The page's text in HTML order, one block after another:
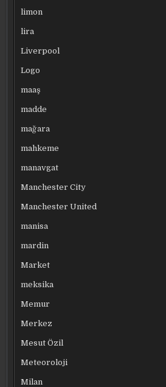
limon
lira
Liverpool
Logo
maaş
madde
mağara
mahkeme
manavgat
Manchester City
Manchester United
manisa
mardin
Market
meksika
Memur
Merkez
Mesut Özil
Meteoroloji
Milan